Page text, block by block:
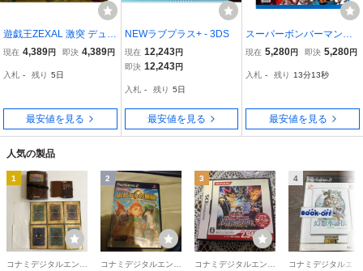
遊戯王ZEXAL 激突 デュエ
ルカーニバル - 3DS
現在 4,389円 即決 4,389円
入札 - 残り 5日
最安値を見る
NEWラブプラス+ - 3DS
現在 12,243円
即決 12,243円
入札 - 残り 5日
最安値を見る
スーパーボンバーマンR -
PS4
現在 5,280円 即決 5,280円
入札 - 残り 13分12秒
最安値を見る
人気の製品
1
コナミデジタルエンタテインメント
2
コナミデジタルエンタテインメント
3
コナミデジタルエンタテインメント
4